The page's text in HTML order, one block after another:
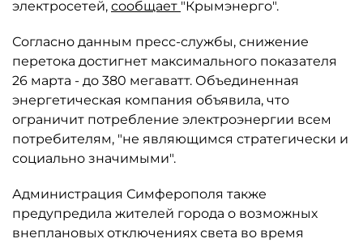
электросетей, сообщает "Крымэнерго".
Согласно данным пресс-службы, снижение
перетока достигнет максимального показателя
26 марта - до 380 мегаватт. Объединенная
энергетическая компания объявила, что
ограничит потребление электроэнергии всем
потребителям, "не являющимся стратегически и
социально значимыми".
Администрация Симферополя также
предупредила жителей города о возможных
внеплановых отключениях света во время